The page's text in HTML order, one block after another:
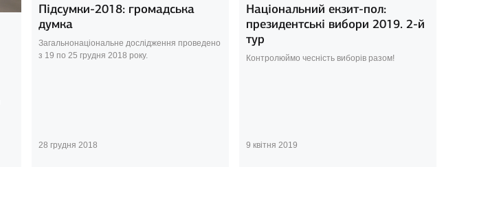
Підсумки-2018: громадська
думка
Загальнонаціональне дослідження проведено
з 19 по 25 грудня 2018 року.
28 грудня 2018
Національний екзит-пол:
президентські вибори 2019. 2-й
тур
Контролюймо чесність виборів разом!
9 квітня 2019